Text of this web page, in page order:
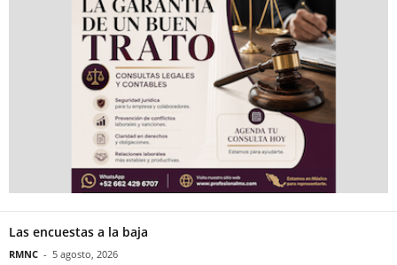
Las encuestas a la baja
RMNC - 5 agosto, 2026